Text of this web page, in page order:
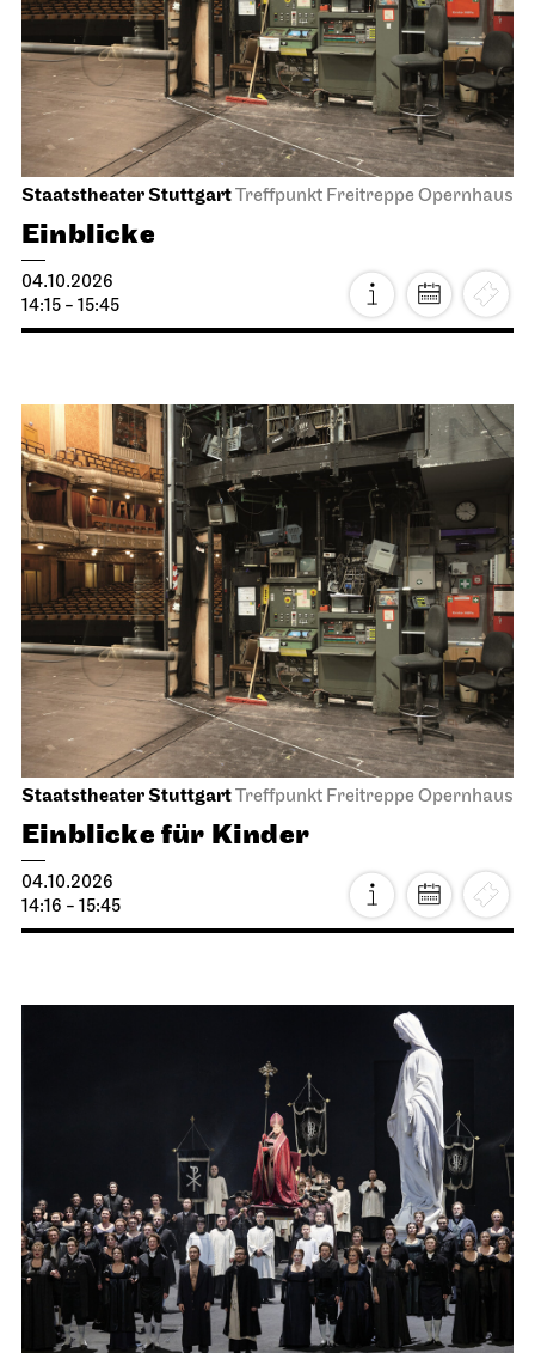
Staatstheater StuttgartTreffpunkt Freitreppe Opernhaus
Einblicke
04.10.2026
14:15 - 15:45
Staatstheater StuttgartTreffpunkt Freitreppe Opernhaus
Einblicke für Kinder
04.10.2026
14:16 - 15:45